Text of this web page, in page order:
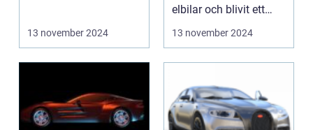
13 november 2024
elbilar och blivit ett
populärt val bla...
13 november 2024